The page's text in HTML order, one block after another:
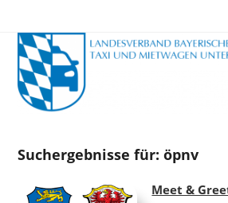
Inhalt
springen
Suchergebnisse für: öpnv
Meet &